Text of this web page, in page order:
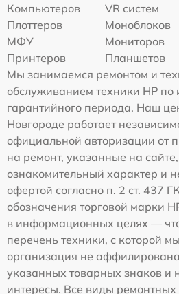
Компьютеров
VR систем
Плоттеров
Моноблоков
МФУ
Мониторов
Принтеров
Планшетов
Мы занимаемся ремонтом и
обслуживанием техники HP по
гарантийного периода. Наш
Новгороде работает
официальной авторизации от
на ремонт, указанные на
ознакомительный характер и
офертой согласно п. 2 ст. 437
обозначения торговой марки
в информационных целях —
перечень техники, с которой
организация не
указанных товарных знаков и
интересы. Все виды